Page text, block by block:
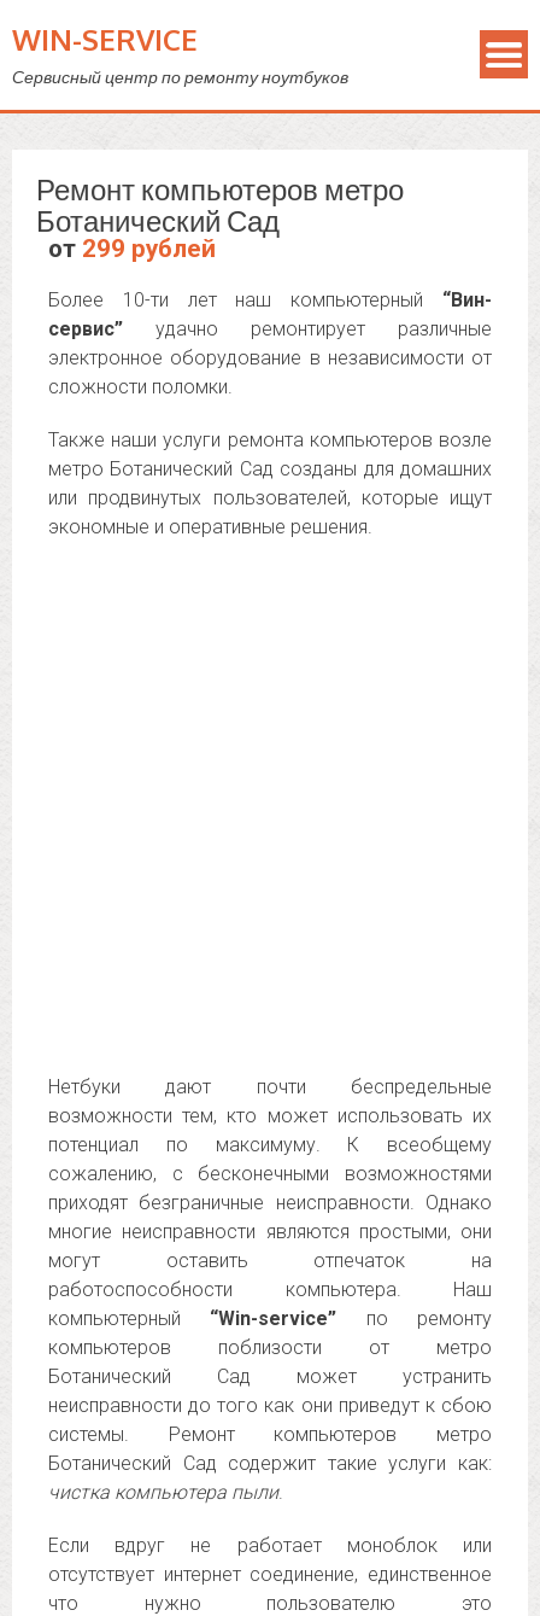
WIN-SERVICE
Сервисный центр по ремонту ноутбуков
Ремонт компьютеров метро
Ботанический Сад
от 299 рублей
Более 10-ти лет наш компьютерный “Вин-
сервис” удачно ремонтирует различные
электронное оборудование в независимости от
сложности поломки.
Также наши услуги ремонта компьютеров возле
метро Ботанический Сад созданы для домашних
или продвинутых пользователей, которые ищут
экономные и оперативные решения.
Нетбуки дают почти беспредельные
возможности тем, кто может использовать их
потенциал по максимуму. К всеобщему
сожалению, с бесконечными возможностями
приходят безграничные неисправности. Однако
многие неисправности являются простыми, они
могут оставить отпечаток на
работоспособности компьютера. Наш
компьютерный “Win-service” по ремонту
компьютеров поблизости от метро
Ботанический Сад может устранить
неисправности до того как они приведут к сбою
системы. Ремонт компьютеров метро
Ботанический Сад содержит такие услуги как:
чистка компьютера пыли.
Если вдруг не работает моноблок или
отсутствует интернет соединение, единственное
что нужно пользователю это